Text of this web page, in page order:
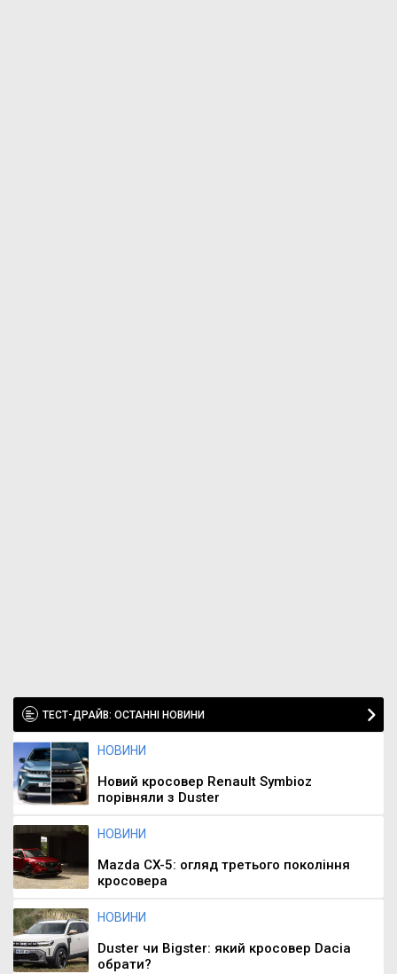
ТЕСТ-ДРАЙВ: ОСТАННІ НОВИНИ
НОВИНИ
Новий кросовер Renault Symbioz
порівняли з Duster
НОВИНИ
Mazda CX-5: огляд третього покоління
кросовера
НОВИНИ
Duster чи Bigster: який кросовер Dacia
обрати?